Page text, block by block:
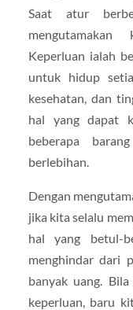
Saat atur
mengutamakan
Keperluan ialah
untuk hidup
kesehatan, dan
hal yang dapat
beberapa
berlebihan.
Dengan
jika kita selalu
hal yang betul-
menghindar dari
banyak uang.
keperluan, baru